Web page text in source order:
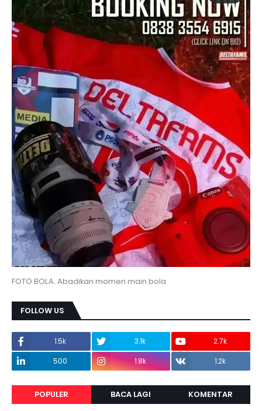
FOTO BOLA. Abadikan momen main bola
FOLLOW US
1.5k 3.1k
2.7k
500
1.8k 1.2k
POPULER BACA LAGI KOMENTAR